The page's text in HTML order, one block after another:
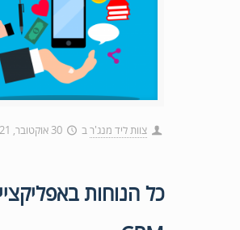
צוות ליד מנג'רב 30 אוקטובר, 2021
כל הנוחות